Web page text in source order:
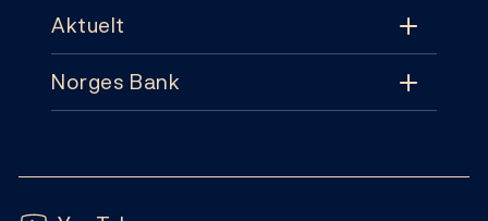
Tema
Pengepolitikk
Aktuelt
Aktuelt
Norges Bank
Abonnement
Følg oss: